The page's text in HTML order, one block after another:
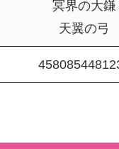
冥界の大鎌
天翼の弓